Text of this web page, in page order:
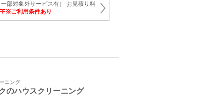
部対象外サービス有） お見積り料
ご利用条件あり
ニング
のハウスクリーニング